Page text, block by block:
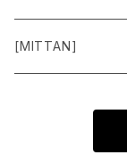
Pants
[MITTAN]